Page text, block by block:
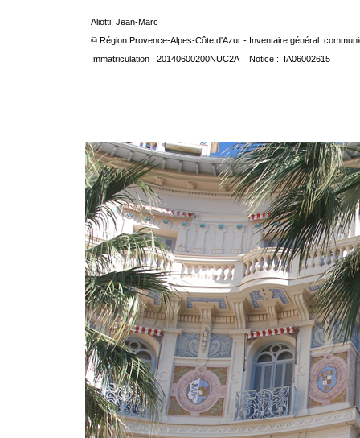
Aliotti, Jean-Marc
© Région Provence-Alpes-Côte d'Azur - Inventaire général.
Immatriculation : 20140600200NUC2A Notice : IA06002615